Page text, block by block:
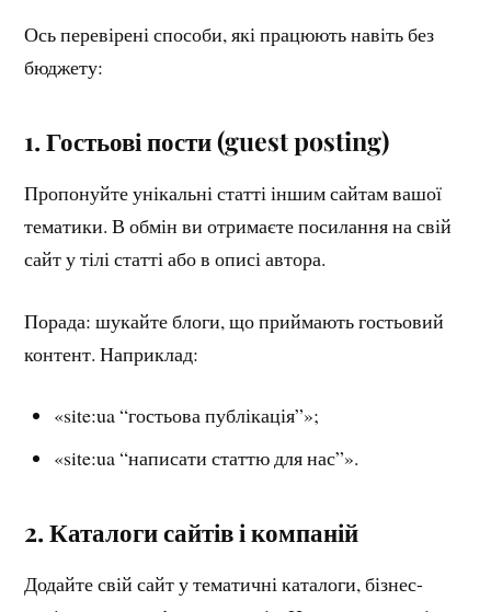
Ось перевірені способи, які працюють навіть без
бюджету:
1. Гостьові пости (guest posting)
Пропонуйте унікальні статті іншим сайтам вашої
тематики. В обмін ви отримаєте посилання на свій
сайт у тілі статті або в описі автора.
Порада: шукайте блоги, що приймають гостьовий
контент. Наприклад:
«site:ua “гостьова публікація”»;
«site:ua “написати статтю для нас”».
2. Каталоги сайтів і компаній
Додайте свій сайт у тематичні каталоги, бізнес-